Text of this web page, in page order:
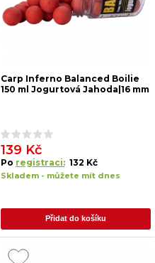
Carp Inferno Balanced Boilie
150 ml Jogurtová Jahoda|16 mm
139 Kč
Po registraci: 132 Kč
Skladem - můžete mít dnes
Přidat do košíku